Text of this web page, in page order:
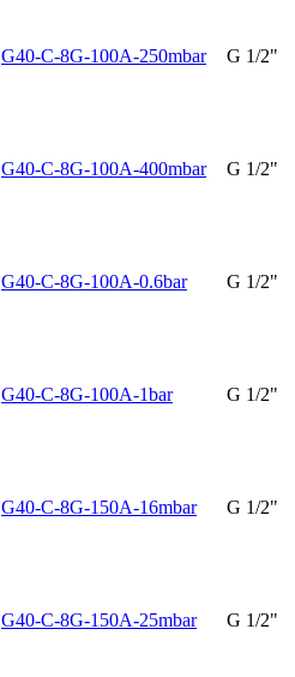
G40-C-8G-100A-250mbar G 1/2"
G40-C-8G-100A-400mbar G 1/2"
G40-C-8G-100A-0.6bar G 1/2"
G40-C-8G-100A-1bar G 1/2"
G40-C-8G-150A-16mbar G 1/2"
G40-C-8G-150A-25mbar G 1/2"